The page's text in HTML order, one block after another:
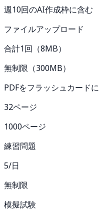
週10回のAI作成枠に含む
ファイルアップロード
合計1回（8MB）
無制限（300MB）
PDFをフラッシュカードに
32ページ
1000ページ
練習問題
5/日
無制限
模擬試験